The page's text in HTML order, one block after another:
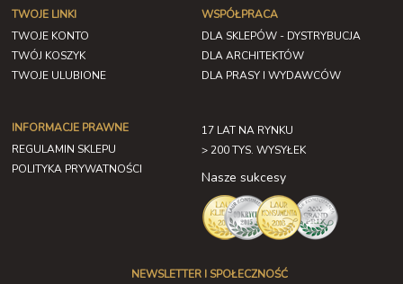
TWOJE LINKI
TWOJE KONTO
TWÓJ KOSZYK
TWOJE ULUBIONE
INFORMACJE PRAWNE
REGULAMIN SKLEPU
POLITYKA PRYWATNOŚCI
WSPÓŁPRACA
DLA SKLEPÓW - DYSTRYBUCJA
DLA ARCHITEKTÓW
DLA PRASY I WYDAWCÓW
17 LAT NA RYNKU
> 200 TYS. WYSYŁEK
Nasze sukcesy
NEWSLETTER I SPOŁECZNOŚĆ